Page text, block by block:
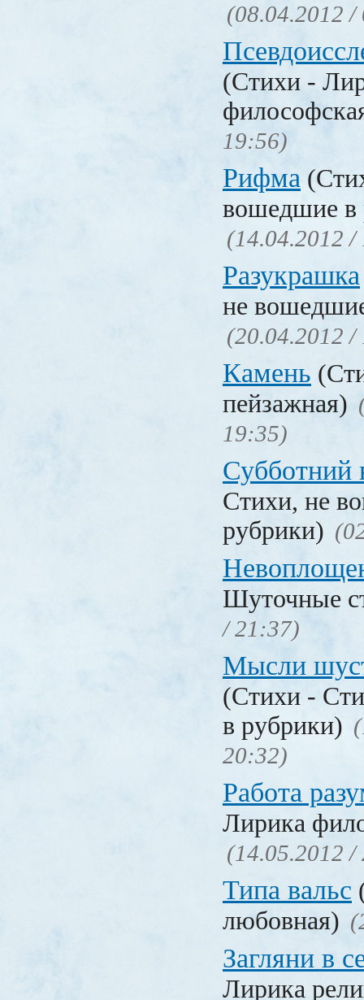
(08.04.2012 /
(Стихи -
19:56)
Рифма
вошедшие в
(14.04.2012 /
Разукрашка
не
(20.04.2012 /
Камень
пейзажная)
19:35)
Субботний
Стихи, не
рубрики)
Шуточные
/ 21:37)
Мысли
(Стихи -
в рубрики)
20:32)
Работа
Лирика
(14.05.2012 /
Типа вальс
любовная)
Загляни в
Лирика